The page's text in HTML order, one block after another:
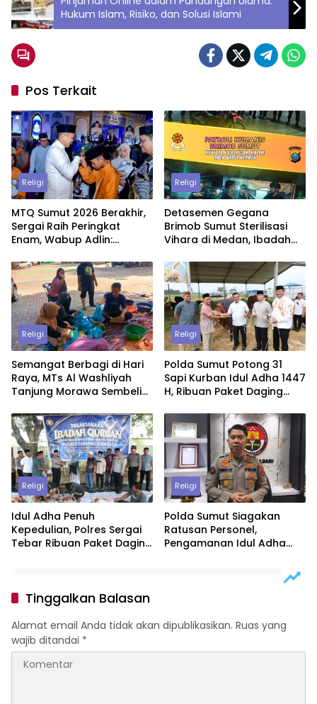
Hukum Islam, Risiko, dan Solusi Islami
Pos Terkait
Religi
MTQ Sumut 2026 Berakhir,
Sergai Raih Peringkat
Enam, Wabup Adlin:
Lebih Baik
Religi
Detasemen Gegana
Brimob Sumut Sterilisasi
Vihara di Medan, Ibadah
Penuh Khidmat
Religi
Semangat Berbagi di Hari
Raya, MTs Al Washliyah
Tanjung Morawa Sembelih
Religi
Polda Sumut Potong 31
Sapi Kurban Idul Adha 1447
H, Ribuan Paket Daging
dan Personel
Religi
Idul Adha Penuh
Kepedulian, Polres Sergai
Tebar Ribuan Paket Daging
Religi
Polda Sumut Siagakan
Ratusan Personel,
Pengamanan Idul Adha
Tinggalkan Balasan
Alamat email Anda tidak akan dipublikasikan. Ruas yang
wajib ditandai *